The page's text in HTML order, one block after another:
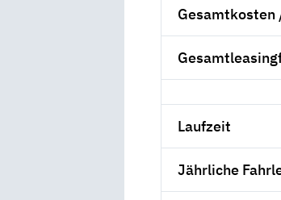
Gesamtkosten
Laufzeit
Jährliche